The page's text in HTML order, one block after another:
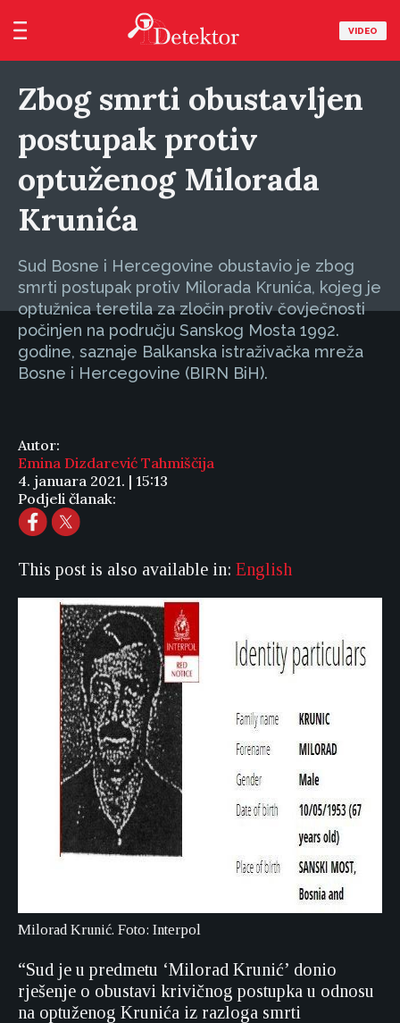
VIDEO
Zbog smrti obustavljen
postupak protiv
optuženog Milorada
Krunića
Sud Bosne i Hercegovine obustavio je zbog
smrti postupak protiv Milorada Krunića, kojeg je
optužnica teretila za zločin protiv čovječnosti
počinjen na području Sanskog Mosta 1992.
godine, saznaje Balkanska istraživačka mreža
Bosne i Hercegovine (BIRN BiH).
Autor:
Emina Dizdarević Tahmiščija
4. januara 2021. | 15:13
Podjeli članak:
This post is also available in: English
Milorad Krunić. Foto: Interpol
“Sud je u predmetu ‘Milorad Krunić’ donio
rješenje o obustavi krivičnog postupka u odnosu
na optuženog Krunića iz razloga smrti